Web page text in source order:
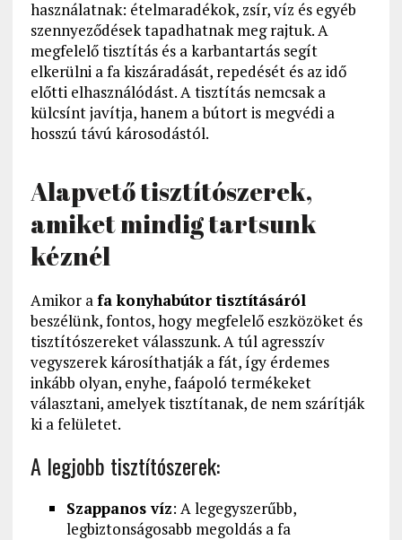
használatnak: ételmaradékok, zsír, víz és egyéb
szennyeződések tapadhatnak meg rajtuk. A
megfelelő tisztítás és a karbantartás segít
elkerülni a fa kiszáradását, repedését és az idő
előtti elhasználódást. A tisztítás nemcsak a
külcsínt javítja, hanem a bútort is megvédi a
hosszú távú károsodástól.
Alapvető tisztítószerek,
amiket mindig tartsunk
kéznél
Amikor afa konyhabútor tisztításáról
beszélünk, fontos, hogy megfelelő eszközöket és
tisztítószereket válasszunk. A túl agresszív
vegyszerek károsíthatják a fát, így érdemes
inkább olyan, enyhe, faápoló termékeket
választani, amelyek tisztítanak, de nem szárítják
ki a felületet.
A legjobb tisztítószerek:
Szappanos víz: A legegyszerűbb,
legbiztonságosabb megoldás a fa